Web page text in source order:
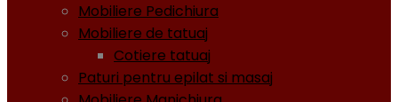
Mobiliere Pedichiura
Mobiliere de tatuaj
Cotiere tatuaj
Paturi pentru epilat si masaj